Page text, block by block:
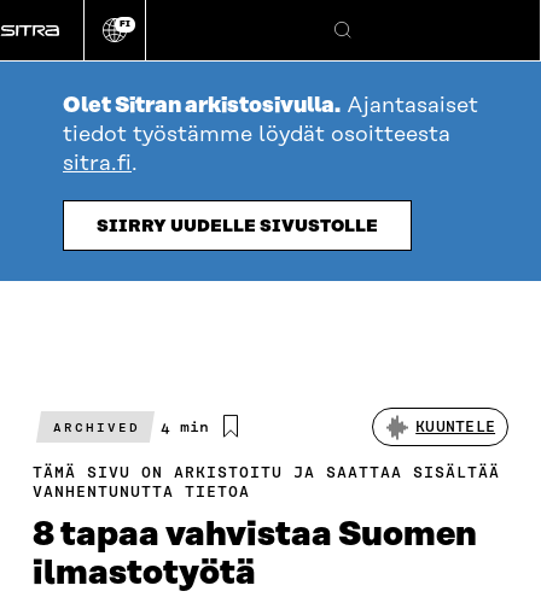
suoraan
sisältöön
Vaihda
kieli
FI
Hae
Olet Sitran arkistosivulla. Ajantasaiset
tiedot työstämme löydät osoitteesta
sitra.fi.
SIIRRY UUDELLE SIVUSTOLLE
ARCHIVED
Arvioitu
4 min KUUNTELE
TÄMÄ SIVU ON ARKISTOITU JA SAATTAA SISÄLTÄÄ
VANHENTUNUTTA TIETOA
8 tapaa vahvistaa Suomen
ilmastotyötä